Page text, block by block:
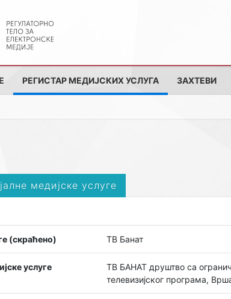
РЕГИСТАР МЕДИЈСКИХ УСЛУГА ЗАХТЕВИ
медијске услуге
(скраћено) ТВ Банат
услуге
ТВ БАНАТ друштво са
телевизијског програма,